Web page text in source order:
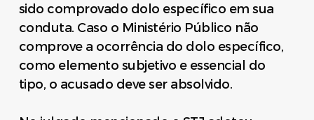
sido comprovado dolo específico em sua
conduta. Caso o Ministério Público não
comprove a ocorrência do dolo específico,
como elemento subjetivo e essencial do
tipo, o acusado deve ser absolvido.